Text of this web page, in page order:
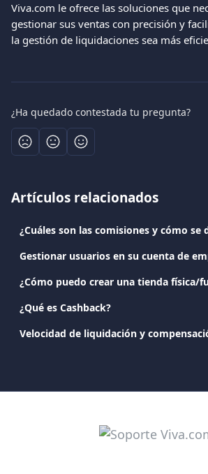
Viva.com le ofrece las soluciones que
gestionar sus ventas con precisión y
la gestión de liquidaciones sea más
¿Ha quedado contestada tu pregunta?
Artículos relacionados
¿Qué es Cashback?
Velocidad de liquidación y